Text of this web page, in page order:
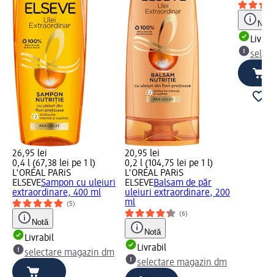
26,95 lei
0,4 l (67,38 lei pe 1 l)
L'ORÉAL PARiS
ELSEVESampon cu uleiuri
extraordinare, 400 ml
(5)
Notă
Livrabil
selectare magazin dm
20,95 lei
0,2 l (104,75 lei pe 1 l)
L'ORÉAL PARiS
ELSEVEBalsam de păr
uleiuri extraordinare, 200
ml
(6)
Notă
Livrabil
selectare magazin dm
Notă